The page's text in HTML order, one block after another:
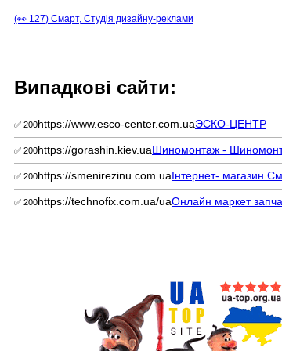
(👀 127) Смарт, Студія дизайну-реклами
Випадкові сайти:
✅ 200https://www.esco-center.com.uaЭСКО-ЦЕНТР
✅ 200https://gorashin.kiev.uaШиномонтаж -
✅ 200https://smenirezinu.com.uaІнтернет- магазин
✅ 200https://technofix.com.ua/uaОнлайн маркет